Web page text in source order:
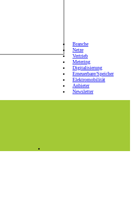
Branche
Netze
Vertrieb
Metering
Digitalisierung
Erneuerbare/Speicher
Elektromobilität
Anbieter
Newsletter